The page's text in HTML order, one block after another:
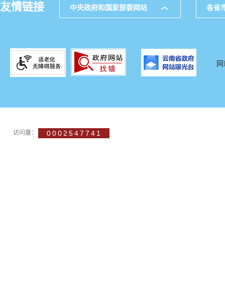
友情链接 中央政府和国家部委网站 各省
访问量： 0002547741